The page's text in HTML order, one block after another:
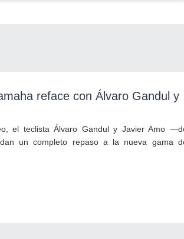
reface con Álvaro Gandul y
el teclista Álvaro Gandul y Javier Amo
un completo repaso a la nueva gama